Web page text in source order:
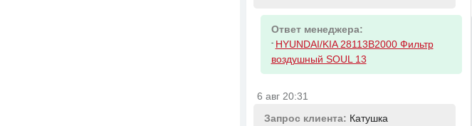
Ответ менеджера:
- HYUNDAI/KIA 28113B2000 Фильтр
воздушный SOUL 13
6 авг 20:31
Запрос клиента: Катушка